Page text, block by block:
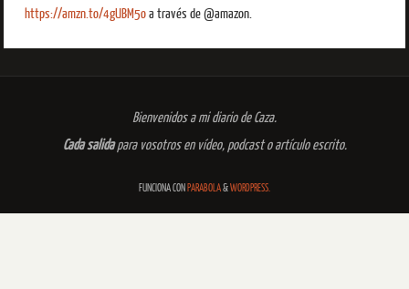
https://amzn.to/4gUBM5oa través de @amazon.
Bienvenidos a mi diario de Caza.
Cada salidapara vosotros en vídeo, podcast o artículo escrito.
FUNCIONA CON PARABOLA&WORDPRESS.